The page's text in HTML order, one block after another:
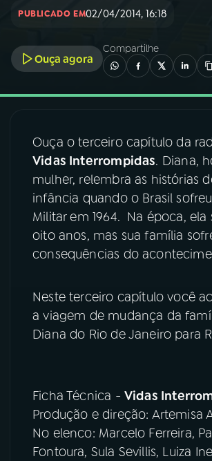
INÍCIO
A RÁDIO
03PROGRAMAÇÃO
04PROGRAMAS
PODCASTS
06VIDEOCASTS
08 FESTIVAL DE MÚSICA
YouTube Facebook
Instagram X
PUBLICADO EM02/04/2014, 16:18
Ouça agora
Compartilhe
Ouça o terceiro capítulo da
Vidas Interrompidas. Diana,
mulher, relembra as histórias
infância quando o Brasil
Militar em 1964. Na época, ela
oito anos, mas sua família
consequências do
Neste terceiro capítulo você
a viagem de mudança da
Diana do Rio de Janeiro para
Ficha Técnica - Vidas
Produção e direção: Artemisa
No elenco: Marcelo Ferreira,
Fontoura, Sula Sevillis, Luiza